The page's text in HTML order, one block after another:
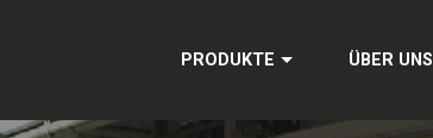
PRODUKTE ÜBER UNS